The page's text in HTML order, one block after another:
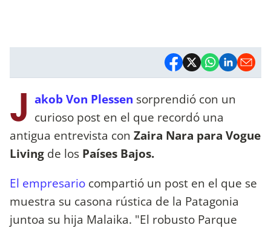
J akob Von Plessen sorprendió con un
curioso post en el que recordó una
antigua entrevista con Zaira Nara para Vogue
Living de los Países Bajos.
El empresario compartió un post en el que se
muestra su casona rústica de la Patagonia
juntoa su hija Malaika. "El robusto Parque